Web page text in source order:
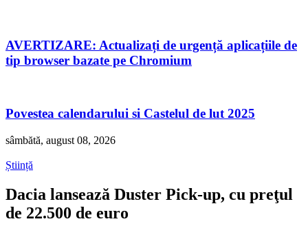
AVERTIZARE: Actualizați de urgență aplicațiile de
tip browser bazate pe Chromium
Povestea calendarului si Castelul de lut 2025
sâmbătă, august 08, 2026
Știință
Dacia lansează Duster Pick-up, cu preţul
de 22.500 de euro